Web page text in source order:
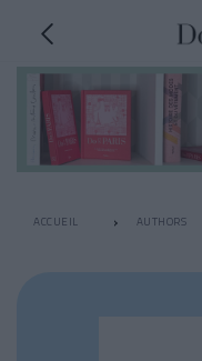
ACCUEIL AUTHORS